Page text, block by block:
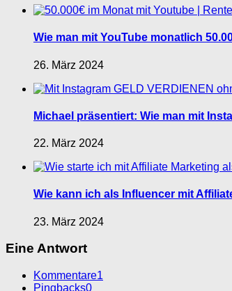
Wie man mit YouTube monatlich
26. März 2024
Michael präsentiert: Wie man mit
22. März 2024
Wie kann ich als Influencer mit
23. März 2024
Eine Antwort
Kommentare1
Pingbacks0